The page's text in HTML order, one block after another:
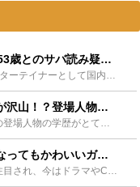
Gacktの年齢は46歳？50歳や53歳とのサバ読み疑惑も？ - Leisurego(レジャーゴー)
自ら作詞作曲を行うGacktは、エンターテイナーとして国内でも凄く有名な存在ですね。想像以上に長年活動されていますが、その年齢も気になる所です。本当の所の年齢は幾つなんでしょう。今回、そんな謎の多い...
サザエさんの周りには高学歴が沢山！？登場人物の意外な学歴まとめ - Leisurego(レジャーゴー)
国民的人気アニメ「サザエさん」の登場人物の学歴がとても興味を引く意外な事になっています。その意外なサザエさんの登場人物の学歴を一挙公開。主人公のサザエさんはその中でも度肝を抜く学歴に。また、あのカツ...
新垣結衣の年齢は？いくつになってもかわいいガッキー！デビュー当時は？ - Leisurego(レジャーゴー)
新垣結衣はファッションモデルで注目され、今はドラマやCMでひっぱりだこの女優として注目され続けています。そんな彼女の年齢や歴代の彼氏、結婚の噂やサバを読んでいるのではと言われている身長について調べて...